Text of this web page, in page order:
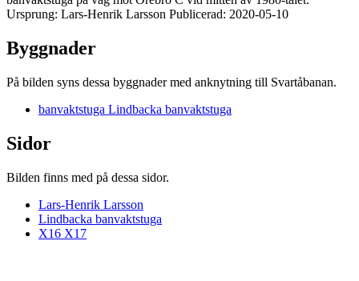
Ursprung: Lars-Henrik Larsson Publicerad: 2020-05-10
Byggnader
På bilden syns dessa byggnader med anknytning till Svartåbanan.
banvaktstuga Lindbacka banvaktstuga
Sidor
Bilden finns med på dessa sidor.
Lars-Henrik Larsson
Lindbacka banvaktstuga
X16 X17